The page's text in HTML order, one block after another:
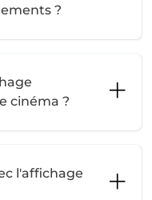
?
cinéma ?
l'affichage